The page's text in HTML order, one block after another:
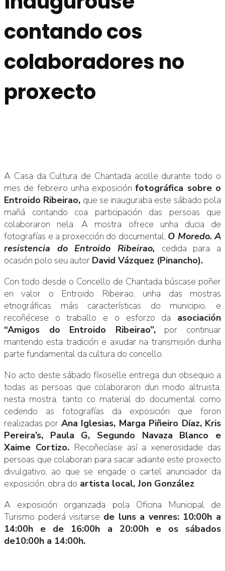
contando cos
colaboradores no
proxecto
A Casa da Cultura de Chantada acolle durante todo o
mes de febreiro unha exposiciónfotográfica sobre o
Entroido Ribeirao, que se inauguraba este sábado pola
mañá contando coa participación das persoas que
colaboraron nela. A mostra ofrece unha ducia de
fotografías e a proxección do documental, O Moredo. A
resistencia do Entroido Ribeirao, cedida para a
ocasión polo seu autor David Vázquez (Pinancho).
Con todo desde o Concello de Chantada búscase poñer
en valor o Entroido Ribeirao, unha das mostras
etnográficas máis características do municipio, e
recoñécese o traballo e o esforzo da asociación
“Amigos do Entroido Ribeirao”,por continuar
mantendo esta tradición e axudar na transmisión dunha
parte fundamental da cultura do concello.
No acto deste sábado fíxoselle entrega dun obsequio a
todas as persoas que colaboraron dun modo altruista,
nesta mostra, tanto co material do documental como
cedendo as fotografías da exposición que foron
realizadas por Ana Iglesias, Marga Piñeiro Díaz, Kris
Pereira’s, Paula G, Segundo Navaza Blanco e
Xaime Cortizo. Recoñecíase así a xenerosidade das
persoas que colaboran para sacar adiante este proxecto
divulgativo, ao que se engade o cartel anunciador da
exposición, obra do artista local, Jon González.
A exposición organizada pola Oficina Municipal de
Turismo poderá visitarse de luns a venres: 10:00h a
14:00h e de 16:00h a 20:00h e os sábados
de10:00h a 14:00h.